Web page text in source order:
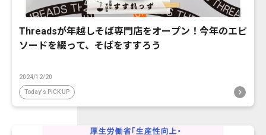
Threadsが年越しそば専門店をオープン！今年のエピ
ソードを綴って、そばをすすろう
2024/12/20
Today's PICK UP